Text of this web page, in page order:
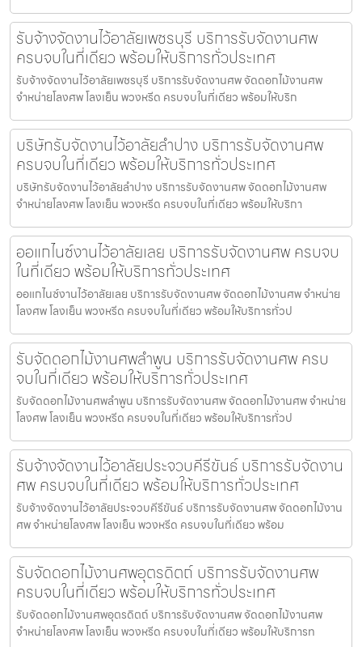
รับจ้างจัดงานไว้อาลัยเพชรบุรี บริการรับจัดงานศพ
ครบจบในที่เดียว พร้อมให้บริการทั่วประเทศ
รับจ้างจัดงานไว้อาลัยเพชรบุรี บริการรับจัดงานศพ จัดดอกไม้งานศพ
จำหน่ายโลงศพ โลงเย็น พวงหรีด ครบจบในที่เดียว พร้อมให้บริก
บริษัทรับจัดงานไว้อาลัยลำปาง บริการรับจัดงานศพ
ครบจบในที่เดียว พร้อมให้บริการทั่วประเทศ
บริษัทรับจัดงานไว้อาลัยลำปาง บริการรับจัดงานศพ จัดดอกไม้งานศพ
จำหน่ายโลงศพ โลงเย็น พวงหรีด ครบจบในที่เดียว พร้อมให้บริกา
ออแกไนซ์งานไว้อาลัยเลย บริการรับจัดงานศพ ครบจบ
ในที่เดียว พร้อมให้บริการทั่วประเทศ
ออแกไนซ์งานไว้อาลัยเลย บริการรับจัดงานศพ จัดดอกไม้งานศพ จำหน่าย
โลงศพ โลงเย็น พวงหรีด ครบจบในที่เดียว พร้อมให้บริการทั่วป
รับจัดดอกไม้งานศพลำพูน บริการรับจัดงานศพ ครบ
จบในที่เดียว พร้อมให้บริการทั่วประเทศ
รับจัดดอกไม้งานศพลำพูน บริการรับจัดงานศพ จัดดอกไม้งานศพ จำหน่าย
โลงศพ โลงเย็น พวงหรีด ครบจบในที่เดียว พร้อมให้บริการทั่วป
รับจ้างจัดงานไว้อาลัยประจวบคีรีขันธ์ บริการรับจัดงาน
ศพ ครบจบในที่เดียว พร้อมให้บริการทั่วประเทศ
รับจ้างจัดงานไว้อาลัยประจวบคีรีขันธ์ บริการรับจัดงานศพ จัดดอกไม้งาน
ศพ จำหน่ายโลงศพ โลงเย็น พวงหรีด ครบจบในที่เดียว พร้อม
รับจัดดอกไม้งานศพอุตรดิตถ์ บริการรับจัดงานศพ
ครบจบในที่เดียว พร้อมให้บริการทั่วประเทศ
รับจัดดอกไม้งานศพอุตรดิตถ์ บริการรับจัดงานศพ จัดดอกไม้งานศพ
จำหน่ายโลงศพ โลงเย็น พวงหรีด ครบจบในที่เดียว พร้อมให้บริการท